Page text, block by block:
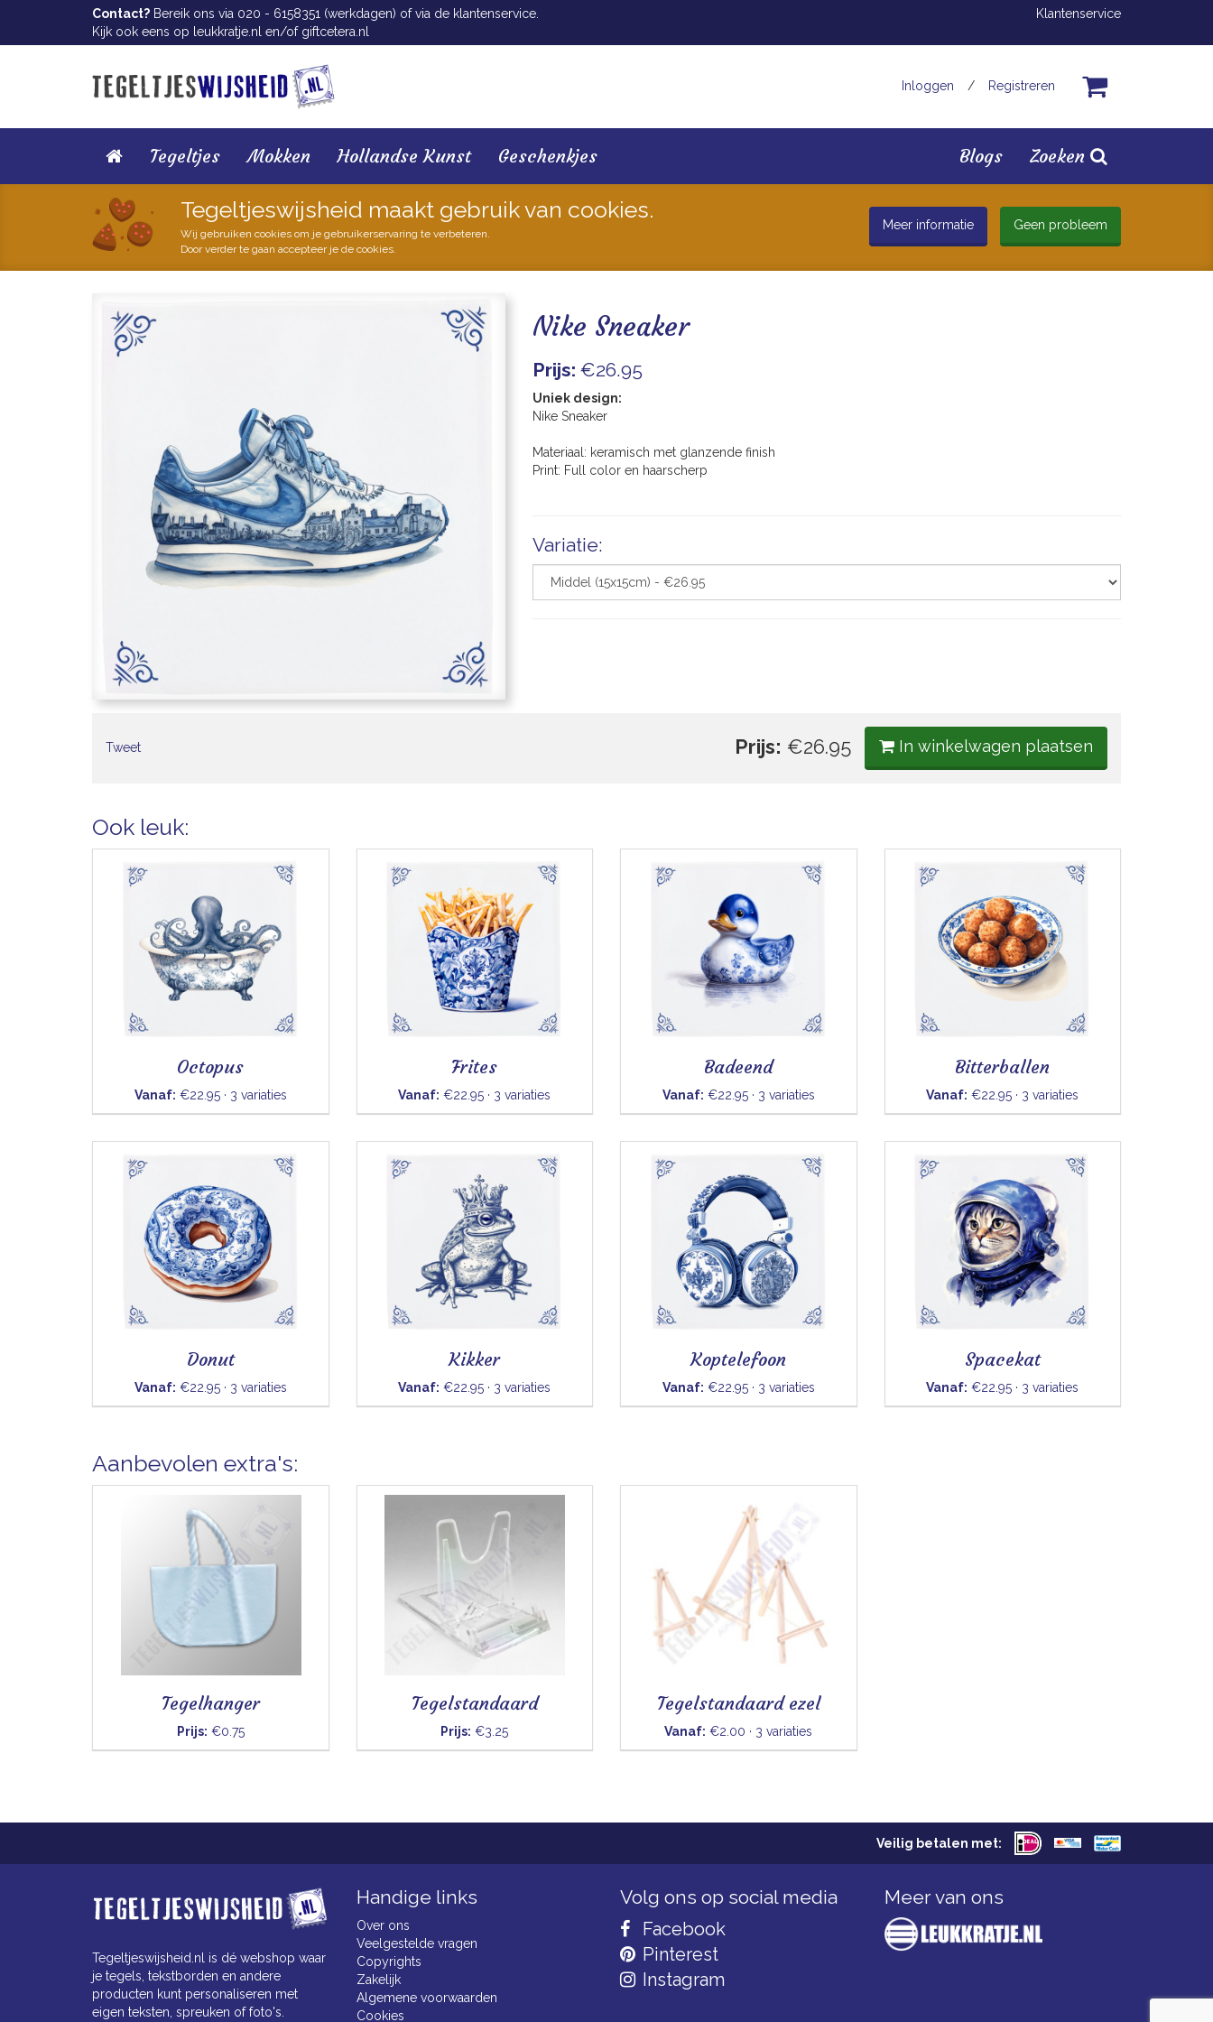
Contact? Bereik ons via 020 - 6158351 (werkdagen) of via de klantenservice.
Kijk ook eens op leukkratje.nl en/of giftcetera.nl
Klantenservice
Inloggen / Registreren
Tegeltjes Mokken Hollandse Kunst Geschenkjes Zoeken
Blogs
Tegeltjeswijsheid maakt gebruik van cookies.
Wij gebruiken cookies om je gebruikerservaring te verbeteren.
Door verder te gaan accepteer je de cookies.
Meer informatie Geen probleem
Nike Sneaker
Prijs: €26.95
Uniek design:
Nike Sneaker
Materiaal: keramisch met glanzende finish
Print: Full color en haarscherp
Variatie:
Tweet In winkelwagen plaatsen
Prijs: €26.95
Ook leuk:
Octopus
Vanaf: €22.95 · 3 variaties
Frites
Vanaf: €22.95 · 3 variaties
Badeend
Vanaf: €22.95 · 3 variaties
Bitterballen
Vanaf: €22.95 · 3 variaties
Donut
Vanaf: €22.95 · 3 variaties
Kikker
Vanaf: €22.95 · 3 variaties
Koptelefoon
Vanaf: €22.95 · 3 variaties
Spacekat
Vanaf: €22.95 · 3 variaties
Aanbevolen extra's:
Tegelhanger
Prijs: €0.75
Tegelstandaard
Prijs: €3.25
Tegelstandaard ezel
Vanaf: €2.00 · 3 variaties
Veilig betalen met:
Tegeltjeswijsheid.nl is dé webshop waar
je tegels, tekstborden en andere
producten kunt personaliseren met
eigen teksten, spreuken of foto's.
Handige links
Over ons
Veelgestelde vragen
Copyrights
Zakelijk
Algemene voorwaarden
Cookies
Volg ons op social media
Facebook
Pinterest
Instagram
Meer van ons